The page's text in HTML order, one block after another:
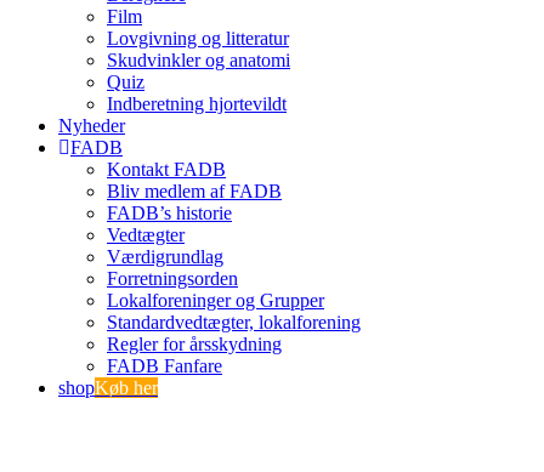
Film
Lovgivning og litteratur
Skudvinkler og anatomi
Quiz
Indberetning hjortevildt
Nyheder
FADB
Kontakt FADB
Bliv medlem af FADB
FADB’s historie
Vedtægter
Værdigrundlag
Forretningsorden
Lokalforeninger og Grupper
Standardvedtægter, lokalforening
Regler for årsskydning
FADB Fanfare
shopKøb her